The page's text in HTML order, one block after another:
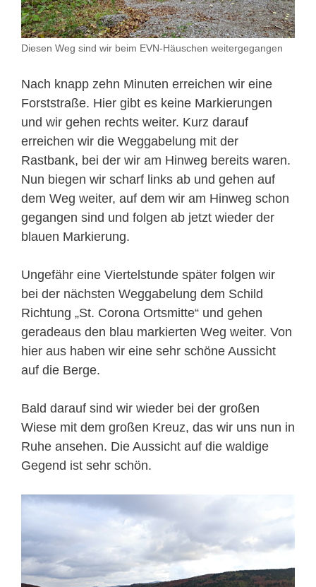
Diesen Weg sind wir beim EVN-Häuschen weitergegangen
Nach knapp zehn Minuten erreichen wir eine
Forststraße. Hier gibt es keine Markierungen
und wir gehen rechts weiter. Kurz darauf
erreichen wir die Weggabelung mit der
Rastbank, bei der wir am Hinweg bereits waren.
Nun biegen wir scharf links ab und gehen auf
dem Weg weiter, auf dem wir am Hinweg schon
gegangen sind und folgen ab jetzt wieder der
blauen Markierung.
Ungefähr eine Viertelstunde später folgen wir
bei der nächsten Weggabelung dem Schild
Richtung „St. Corona Ortsmitte“ und gehen
geradeaus den blau markierten Weg weiter. Von
hier aus haben wir eine sehr schöne Aussicht
auf die Berge.
Bald darauf sind wir wieder bei der großen
Wiese mit dem großen Kreuz, das wir uns nun in
Ruhe ansehen. Die Aussicht auf die waldige
Gegend ist sehr schön.